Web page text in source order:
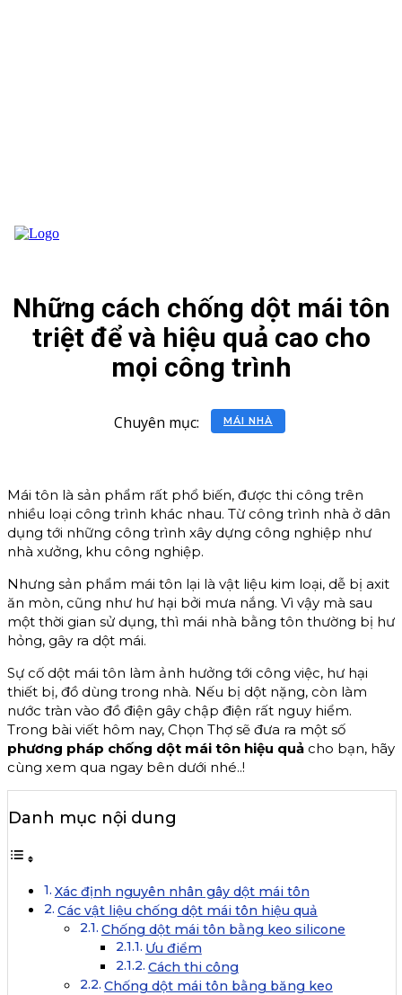
Những cách chống dột mái tôn
triệt để và hiệu quả cao cho
mọi công trình
Chuyên mục: MÁI NHÀ
Mái tôn là sản phẩm rất phổ biến, được thi công trên
nhiều loại công trình khác nhau. Từ công trình nhà ở dân
dụng tới những công trình xây dựng công nghiệp như
nhà xưởng, khu công nghiệp.
Nhưng sản phẩm mái tôn lại là vật liệu kim loại, dễ bị axit
ăn mòn, cũng như hư hại bởi mưa nắng. Vì vậy mà sau
một thời gian sử dụng, thì mái nhà bằng tôn thường bị hư
hỏng, gây ra dột mái.
Sự cố dột mái tôn làm ảnh hưởng tới công việc, hư hại
thiết bị, đồ dùng trong nhà. Nếu bị dột nặng, còn làm
nước tràn vào đồ điện gây chập điện rất nguy hiểm.
Trong bài viết hôm nay, Chọn Thợ sẽ đưa ra một số
phương pháp chống dột mái tôn hiệu quả cho bạn, hãy
cùng xem qua ngay bên dưới nhé..!
Danh mục nội dung
Xác định nguyên nhân gây dột mái tôn
Các vật liệu chống dột mái tôn hiệu quả
Chống dột mái tôn bằng keo silicone
Ưu điểm
Cách thi công
Chống dột mái tôn bằng băng keo